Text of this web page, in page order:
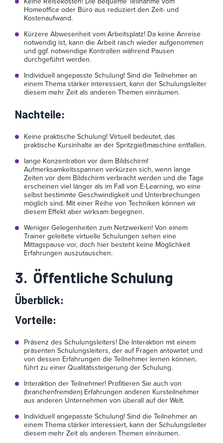
Homeoffice oder Büro aus reduziert den Zeit- und
Kostenaufwand.
Kürzere Abwesenheit vom Arbeitsplatz! Da keine Anreise
notwendig ist, kann die Arbeit rasch wieder aufgenommen
und ggf. notwendige Kontrollen während Pausen
durchgeführt werden.
Individuell angepasste Schulung! Sind die Teilnehmer an
einem Thema stärker interessiert, kann der Schulungsleiter
diesem mehr Zeit als anderen Themen einräumen.
Nachteile:
Keine praktische Schulung! Virtuell bedeutet, das
praktische Kursinhalte an der Spritzgießmaschine entfallen.
lange Konzentration vor dem Bildschirm!
Aufmerksamkeitsspannen verkürzen sich, wenn lange
Zeiten vor dem Bildschirm verbracht werden und die Tage
erscheinen viel länger als im Fall von E-Learning, wo eine
selbst bestimmte Geschwindigkeit und Unterbrechungen
möglich sind. Mit einer Reihe von Techniken können wir
diesem Effekt aber wirksam begegnen.
Weniger Gelegenheiten zum Netzwerken! Von einem
Trainer geleitete virtuelle Schulungen sehen eine
Mittagspause vor, doch hier besteht keine Möglichkeit
Erfahrungen auszutauschen.
3. Öffentliche Schulung
Überblick:
Vorteile:
Präsenz des Schulungsleiters! Die Interaktion mit einem
präsenten Schulungsleiters, der auf Fragen antowrtet und
von dessen Erfahrungen die Teilnehmer lernen können,
führt zu einer Qualitätssteigerung der Schulung.
Interaktion der Teilnehmer! Profitieren Sie auch von
(branchenfremden) Erfahrungen anderen Kursteilnehmer
aus anderen Unternehmen von überall auf der Welt.
Individuell angepasste Schulung! Sind die Teilnehmer an
einem Thema stärker interessiert, kann der Schulungsleiter
diesem mehr Zeit als anderen Themen einräumen.